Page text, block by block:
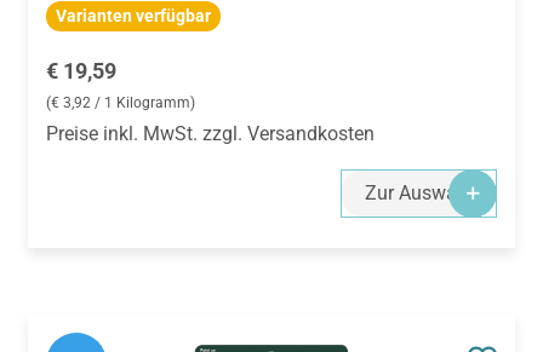
Varianten verfügbar
Regulärer Preis:
€ 19,59
(€ 3,92 / 1 Kilogramm)
Preise inkl. MwSt. zzgl. Versandkosten
Zur Auswahl